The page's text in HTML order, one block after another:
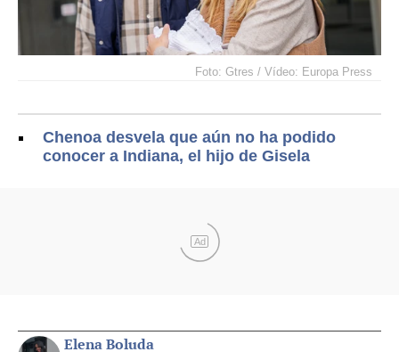
Foto: Gtres / Vídeo: Europa Press
Chenoa desvela que aún no ha podido
conocer a Indiana, el hijo de Gisela
Ad
Elena Boluda